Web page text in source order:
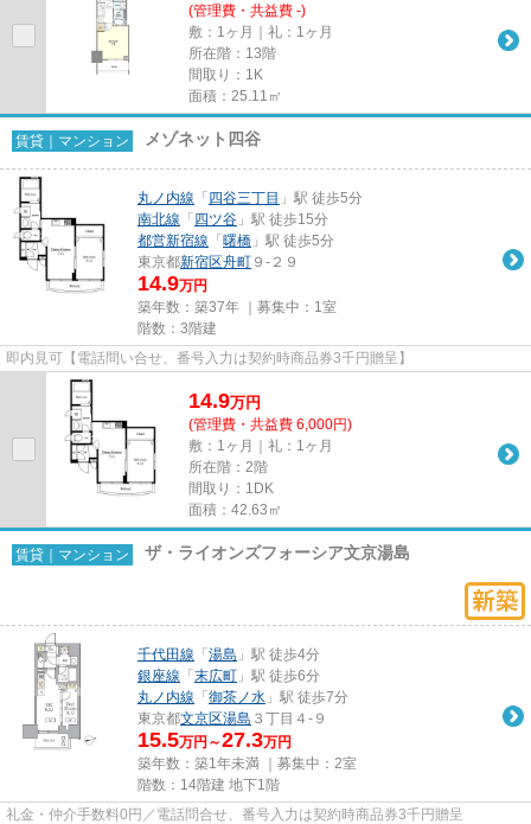
(管理費・共益費 -)
敷：1ヶ月｜礼：1ヶ月
所在階：13階
間取り：1K
面積：25.11㎡
賃貸｜マンション メゾネット四谷
丸ノ内線 「 四谷三丁目 」駅 徒歩5分
南北線 「 四ツ谷 」駅 徒歩15分
都営新宿線 「 曙橋 」駅 徒歩5分
東京都新宿区舟町 ９-２９
14.9万円
築年数：築37年 ｜募集中： 1室
階数：3階建
即内見可【電話問い合せ、番号入力は契約時商品券3千円贈呈】
14.9万円
(管理費・共益費 6,000円)
敷：1ヶ月｜礼：1ヶ月
所在階：2階
間取り：1DK
面積：42.63㎡
賃貸｜マンション ザ・ライオンズフォーシア文京湯島
千代田線 「 湯島 」駅 徒歩4分
銀座線 「 末広町 」駅 徒歩6分
丸ノ内線 「 御茶ノ水 」駅 徒歩7分
東京都文京区湯島 ３丁目４-９
15.5万円～27.3万円
築年数：築1年未満 ｜募集中： 2室
階数：14階建 地下1階
礼金・仲介手数料0円／電話問合せ、番号入力は契約時商品券3千円贈呈